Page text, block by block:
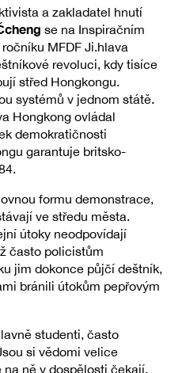
a zakladatel hnutí
se na Inspiračním
MFDF Ji.hlava
revoluci, kdy tisíce
střed Hongkongu.
systémů v jednom státě.
Hongkong ovládal
demokratičnosti
garantuje britsko-
formu demonstrace,
ve středu města.
útoky neodpovídají
často policistům
jim dokonce půjčí deštník,
bránili útokům pepřovým
studenti, často
si vědomi velice
ně v dospělosti čekají.